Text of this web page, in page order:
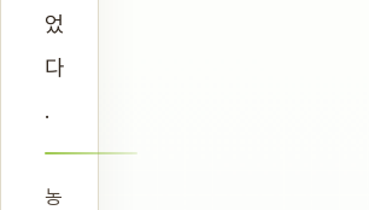
었
다
.
농